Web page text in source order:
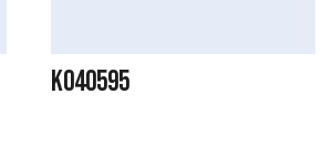
K040595